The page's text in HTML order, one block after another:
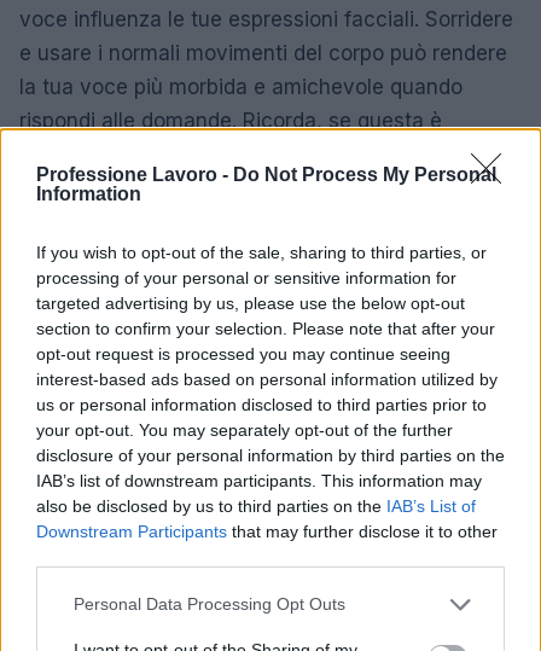
Professione Lavoro - Do Not Process My Personal
Information
If you wish to opt-out of the sale, sharing to third parties, or
processing of your personal or sensitive information for
targeted advertising by us, please use the below opt-out
section to confirm your selection. Please note that after your
opt-out request is processed you may continue seeing
interest-based ads based on personal information utilized by
us or personal information disclosed to third parties prior to
your opt-out. You may separately opt-out of the further
disclosure of your personal information by third parties on the
IAB’s list of downstream participants. This information may
also be disclosed by us to third parties on the IAB’s List of
Downstream Participants that may further disclose it to other
Please note that this website/app uses one or more Google
Personal Data Processing Opt Outs
voce influenza le tue espressioni facciali. Sorridere
e usare i normali movimenti del corpo può rendere
la tua voce più morbida e amichevole quando
rispondi alle domande. Ricorda, se questa è
un’intervista telefonica, la tua voce è l’unica cosa
che l’intervistatore può catturare.
Se è una video intervista, sorridi ancora di più per
fare una buona impressione. Usa un linguaggio del
corpo naturale come se stessi parlando di
persona. Guarda la telecamera direttamente, come
se stessi guardando negli occhi dell’intervistatore.
7. Dare risposte positive a tutte le
domande
Non cadere nella trappola di chiederti in un